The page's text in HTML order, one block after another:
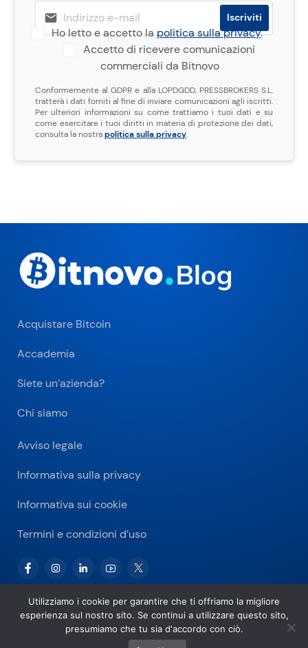
Ho letto e accetto lapolitica sulla privacy.
Accetto di ricevere comunicazioni
commerciali da Bitnovo
Conformemente al GDPR e alla LOPDGDD, PRESSBROKERS S.L.
tratterà i dati forniti al fine di inviare comunicazioni agli iscritti.
Per ulteriori informazioni su come trattiamo i tuoi dati e su
come esercitare i tuoi diritti in materia di protezione dei dati,
consulta la nostrapolitica sulla privacy.
Acquistare Bitcoin
Accademia
Siete un’azienda?
Chi siamo
Avviso legale
Informativa sulla privacy
Informativa sui cookie
Termini e condizioni d’uso
Copyright © 2026 Bitnovo.com
Utilizziamo i cookie per garantire che ti offriamo la migliore
esperienza sul nostro sito. Se continui a utilizzare questo sito,
presumiamo che tu sia d'accordo con ciò.